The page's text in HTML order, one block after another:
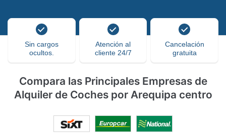
Sin cargos
ocultos.
Atención al
cliente 24/7
Cancelación
gratuita
Compara las Principales Empresas de
Alquiler de Coches por Arequipa centro